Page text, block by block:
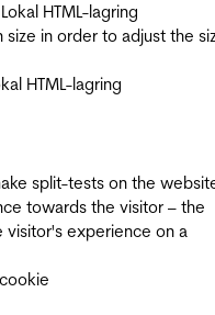
HTML-lagring
size in order to adjust the
HTML-lagring
split-tests on the
towards the visitor – the
experience on a